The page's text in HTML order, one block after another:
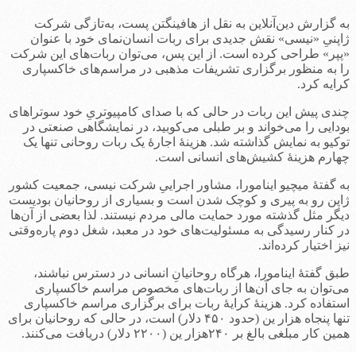
به گزارش دین‌آنلاین به نقل از هافینگتن پست، به‌تازگی شرکت
ژاپنیِ «نیسی» نقش جدیدی برای ربات انسان‌نمای خود با عنوان
«پپر» طراحی کرده است. از این پس، می‌توان ربات‌های این شرکت
را به منظور برگزاری تشریفات مذهبی در مراسم‌های خاکسپاری
کرایه کرد.
چندی پیش این ربات در حالی که با صدای کامپیوتریِ خود سوتراهای
بودایی را می‌خواند و بر طبلی می‌کوبید، در نمایشگاهی صنعتی در
توکیو به نمایش گذاشته شد. هزینۀ اجارۀ یک ربات روحانی تنها یک
چهارم هزینۀ کشیش‌های انسانی است.
به گفتۀ میچیو اینامورا، مشاور اجراییِ شرکت نیسی، جمعیت کشور
ژاپن رو به پیری و کوچک شدن است و بسیاری از روحانیان بودیست
دیگر مثل گذشته مورد حمایت مالی مردم نیستند. لذا بعضی از آن‌ها
در کنار رسیدگی به مسئولیت‌های خود در معبد، شغل دوم پاره‌وقتی
نیز اختیار کرده‌اند.
طبق گفتۀ اینامورا، هرگاه روحانیانِ انسانی در دسترس نباشند،
می‌توان به جای آن‌ها از ربات‌های مخصوص مراسم خاکسپاری
استفاده کرد. هزینۀ کرایۀ ربات برای برگزاری مراسم خاکسپاری
تنها پنجاه هزار ین (حدود ۴۵۰ دلار) است، در حالی که روحانیان برای
همین کار مبلغی بالغ بر ۲۴۰هزار ین (۲۲۰۰ دلار) دریافت می‌کنند.